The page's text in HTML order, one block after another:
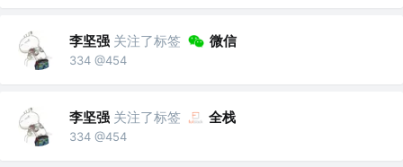
李坚强 关注了标签 微信
334 @454
李坚强 关注了标签 全栈
334 @454